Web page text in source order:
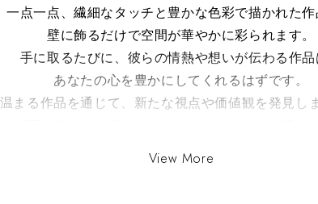
一点一点、繊細なタッチと豊かな色彩で描かれた作
壁に飾るだけで空間が華やかに彩られます。
手に取るたびに、彼らの情熱や想いが伝わる作品
あなたの心を豊かにしてくれるはずです。
まる作品を通じて、新たな視点や価値観を発見し
View More